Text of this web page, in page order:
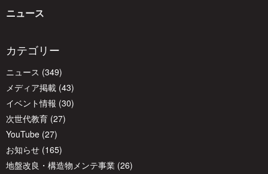
ニュース
カテゴリー
ニュース (349)
メディア掲載 (43)
イベント情報 (30)
次世代教育 (27)
YouTube (27)
お知らせ (165)
地盤改良・構造物メンテ事業 (26)